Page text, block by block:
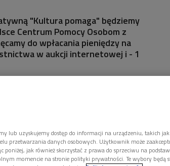
"Kultura pomaga" będziemy
Centrum Pomocy Osobom z
do wpłacania pieniędzy na
w aukcji internetowej i - 1
lub uzyskujemy dostęp do informacji na urządzeniu, takich
przetwarzania danych osobowych. Użytkownik może
jak również skorzystać z prawa do sprzeciwu na
momencie na stronie polityki prywatności. Te wybory będą